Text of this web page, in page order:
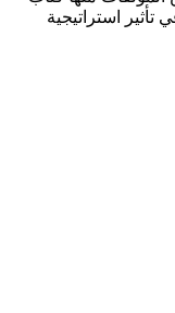
تأثير استراتيجية